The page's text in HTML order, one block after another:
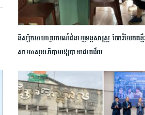
និស្សិតអាហារូបករណ៍ជំនាញទន្តសាស្ត្រ ចែករំលែកគ
សាលាសុខាភិបាលឱ្យបានជោគជ័យ